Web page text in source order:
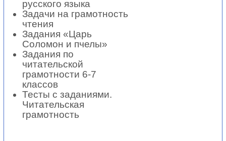
русского языка
Задачи на грамотность
чтения
Задания «Царь
Соломон и пчелы»
Задания по
читательской
грамотности 6-7
классов
Тесты с заданиями.
Читательская
грамотность